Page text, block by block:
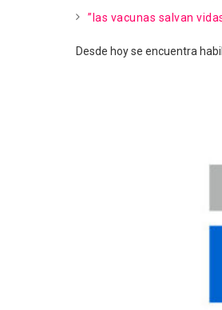
”las vacunas salvan
Desde hoy se encuentra